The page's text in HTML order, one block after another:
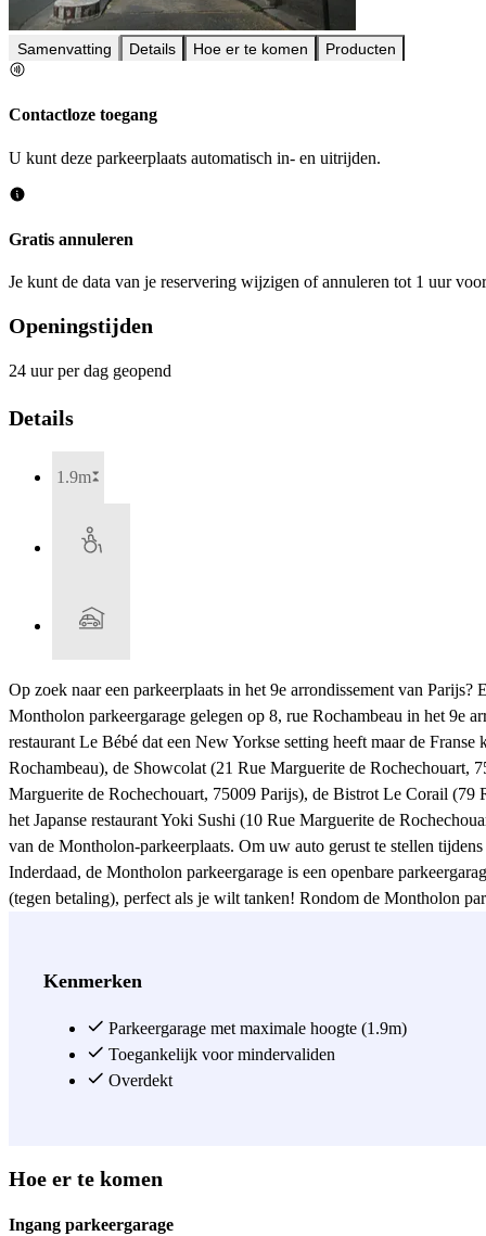
Samenvatting Details Hoe er te komen Producten
Contactloze toegang
U kunt deze parkeerplaats automatisch in- en uitrijden.
Gratis annuleren
Je kunt de data van je reservering wijzigen of annuleren tot 1 uur
Openingstijden
24 uur per dag geopend
Details
1.9m
Op zoek naar een parkeerplaats in het 9e arrondissement van
Montholon parkeergarage gelegen op 8, rue Rochambeau in het 9e
restaurant Le Bébé dat een New Yorkse setting heeft maar de
Rochambeau), de Showcolat (21 Rue Marguerite de Rochechouart,
Marguerite de Rochechouart, 75009 Parijs), de Bistrot Le Corail (79
het Japanse restaurant Yoki Sushi (10 Rue Marguerite de
van de Montholon-parkeerplaats. Om uw auto gerust te stellen
Inderdaad, de Montholon parkeergarage is een openbare
(tegen betaling), perfect als je wilt tanken! Rondom de Montholon
rue Thimonnier), op het Montholonplein of aan het zwembad Paul
uzelf) een plezier te doen! Deze wijk is goed bereikbaar met het
het station Notre-Dame-de-Lorette (10 minuten van de Montholon
K en de buslijnen 38, 39, 42, 43, 46, 48, 65, 302 en 350 te
Kenmerken
Parkeergarage met maximale hoogte (1.9m)
Toegankelijk voor mindervaliden
Overdekt
Hoe er te komen
Ingang parkeergarage